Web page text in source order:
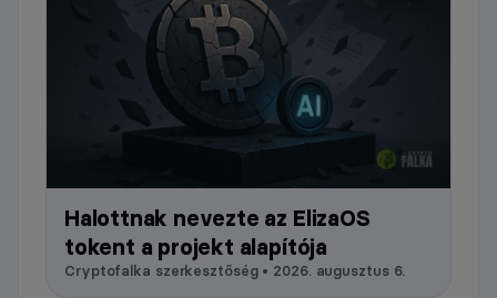
Halottnak nevezte az ElizaOS
tokent a projekt alapítója
Cryptofalka szerkesztőség • 2026. augusztus 6.